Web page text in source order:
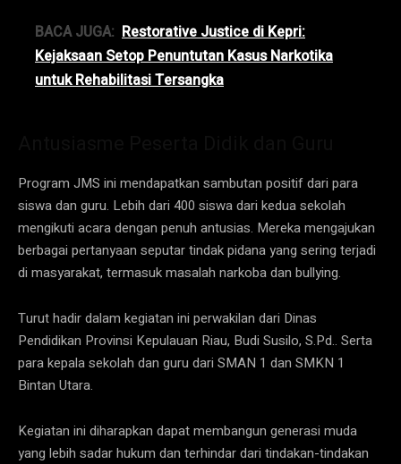
BACA JUGA: Restorative Justice di Kepri:
Kejaksaan Setop Penuntutan Kasus Narkotika
untuk Rehabilitasi Tersangka
Program JMS ini mendapatkan sambutan positif dari para
siswa dan guru. Lebih dari 400 siswa dari kedua sekolah
mengikuti acara dengan penuh antusias. Mereka mengajukan
berbagai pertanyaan seputar tindak pidana yang sering terjadi
di masyarakat, termasuk masalah narkoba dan bullying.
Turut hadir dalam kegiatan ini perwakilan dari Dinas
Pendidikan Provinsi Kepulauan Riau, Budi Susilo, S.Pd.. Serta
para kepala sekolah dan guru dari SMAN 1 dan SMKN 1
Bintan Utara.
Kegiatan ini diharapkan dapat membangun generasi muda
yang lebih sadar hukum dan terhindar dari tindakan-tindakan